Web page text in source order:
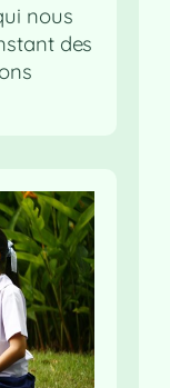
nous
des